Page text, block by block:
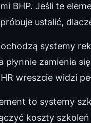
BHP. Jeśli te
ustalić,
systemy
płynnie zamienia
wreszcie widzi
to systemy
koszty